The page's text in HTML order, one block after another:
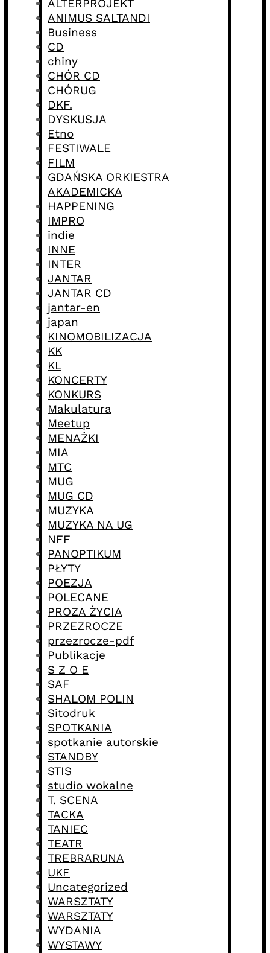
ALTERPROJEKT
ANIMUS SALTANDI
Business
CD
chiny
CHÓR CD
CHÓRUG
DKF.
DYSKUSJA
Etno
FESTIWALE
FILM
GDAŃSKA ORKIESTRA
AKADEMICKA
HAPPENING
IMPRO
indie
INNE
INTER
JANTAR
JANTAR CD
jantar-en
japan
KINOMOBILIZACJA
KK
KL
KONCERTY
KONKURS
Makulatura
Meetup
MENAŻKI
MIA
MTC
MUG
MUG CD
MUZYKA
MUZYKA NA UG
NFF
PANOPTIKUM
PŁYTY
POEZJA
POLECANE
PROZA ŻYCIA
PRZEZROCZE
przezrocze-pdf
Publikacje
S Z O E
SAF
SHALOM POLIN
Sitodruk
SPOTKANIA
spotkanie autorskie
STANDBY
STIS
studio wokalne
T. SCENA
TACKA
TANIEC
TEATR
TREBRARUNA
UKF
Uncategorized
WARSZTATY
WARSZTATY
WYDANIA
WYSTAWY